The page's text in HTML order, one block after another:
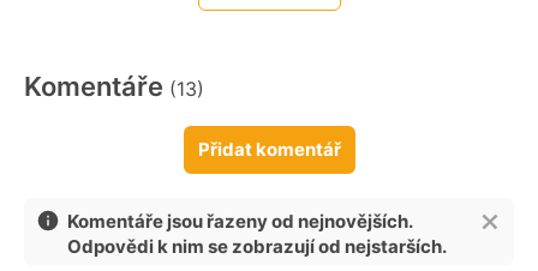
Komentáře (13)
Přidat komentář
Komentáře jsou řazeny od nejnovějších.
Odpovědi k nim se zobrazují od nejstarších.